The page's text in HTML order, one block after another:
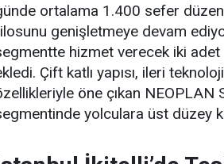
ortalama 1.400 sefer
genişletmeye devam
hizmet verecek iki adet
Çift katlı yapısı, ileri
öne çıkan NEOPLAN
yolculara üst düzey